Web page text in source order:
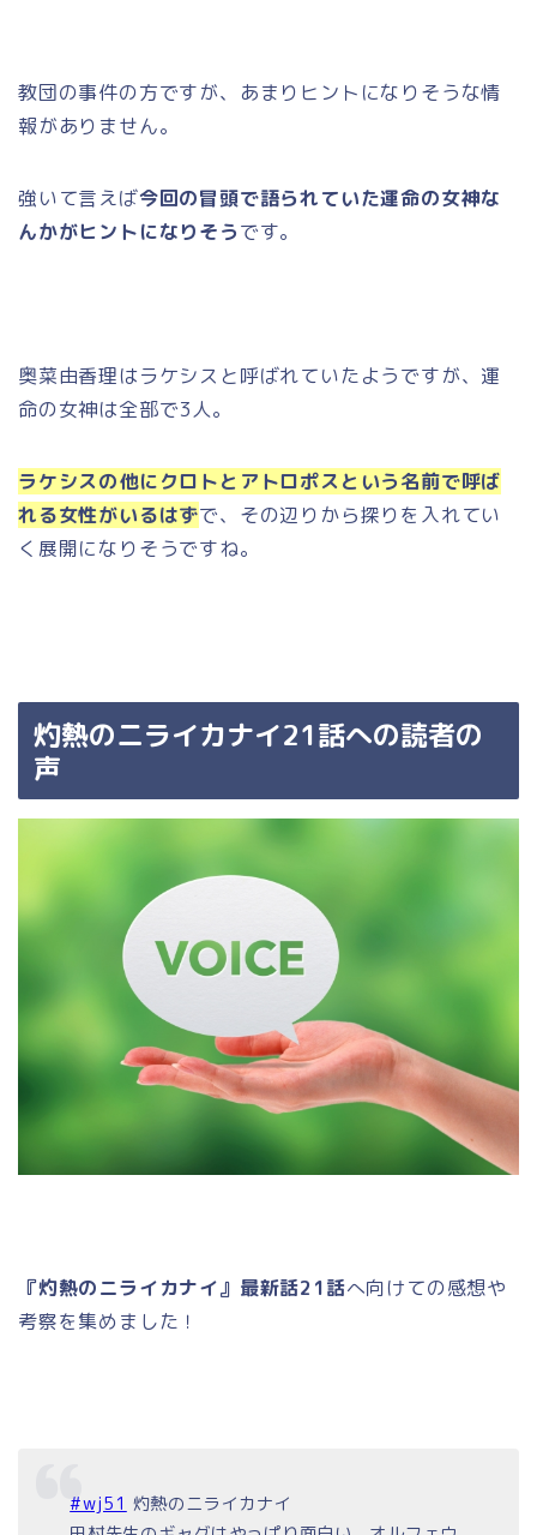
教団の事件の方ですが、あまりヒントになりそうな情
報がありません。
強いて言えば今回の冒頭で語られていた運命の女神な
んかがヒントになりそうです。
奥菜由香理はラケシスと呼ばれていたようですが、運
命の女神は全部で3人。
ラケシスの他にクロトとアトロポスという名前で呼ば
れる女性がいるはずで、その辺りから探りを入れてい
く展開になりそうですね。
灼熱のニライカナイ21話への読者の
声
『灼熱のニライカナイ』最新話21話へ向けての感想や
考察を集めました！
#wj51 灼熱のニライカナイ